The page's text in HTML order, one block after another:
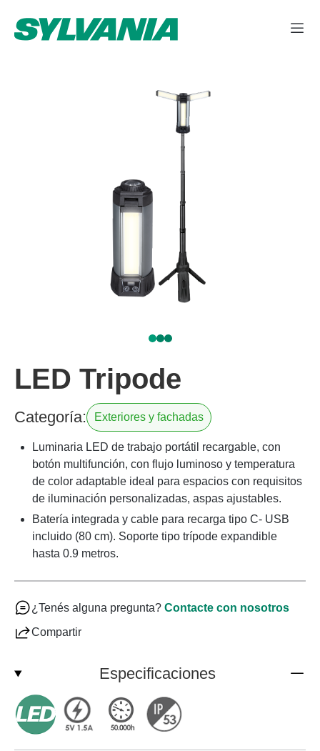
LED Tripode
Categoría: Exteriores y fachadas
Luminaria LED de trabajo portátil recargable, con
botón multifunción, con flujo luminoso y temperatura
de color adaptable ideal para espacios con requisitos
de iluminación personalizadas, aspas ajustables.
Batería integrada y cable para recarga tipo C- USB
incluido (80 cm). Soporte tipo trípode expandible
hasta 0.9 metros.
¿Tenés alguna pregunta? Contacte con nosotros
Compartir
Especificaciones